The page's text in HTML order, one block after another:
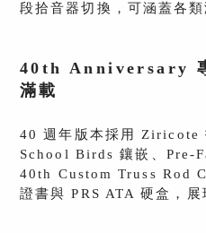
段拾音器切換，可涵蓋各類
40th Anniversary
滿載
40 週年版本採用 Ziricote
School Birds 鑲嵌、Pre-
40th Custom Truss Rod
證書與 PRS ATA 硬盒，展